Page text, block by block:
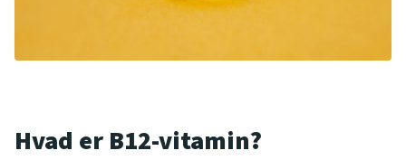
Hvad er B12-vitamin?